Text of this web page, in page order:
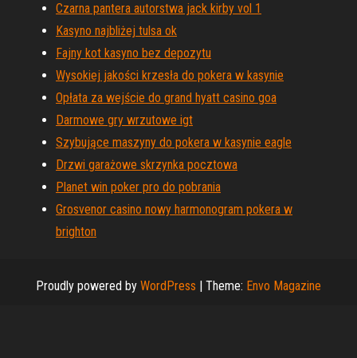
Czarna pantera autorstwa jack kirby vol 1
Kasyno najbliżej tulsa ok
Fajny kot kasyno bez depozytu
Wysokiej jakości krzesła do pokera w kasynie
Opłata za wejście do grand hyatt casino goa
Darmowe gry wrzutowe igt
Szybujące maszyny do pokera w kasynie eagle
Drzwi garażowe skrzynka pocztowa
Planet win poker pro do pobrania
Grosvenor casino nowy harmonogram pokera w
brighton
Proudly powered by WordPress | Theme: Envo Magazine